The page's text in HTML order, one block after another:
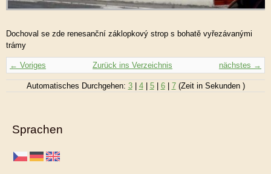
Dochoval se zde renesanční záklopkový strop s bohatě vyřezávanými
trámy
← Voriges nächstes →
Zurück ins Verzeichnis
Automatisches Durchgehen: 3| 4| 5| 6| 7(Zeit in Sekunden )
Sprachen